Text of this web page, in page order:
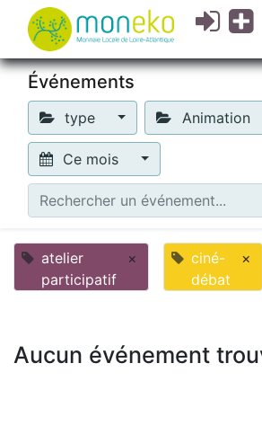
Événements
type Animation
Ce mois
atelier
participatif
×
ciné-
débat
×
Aucun événement